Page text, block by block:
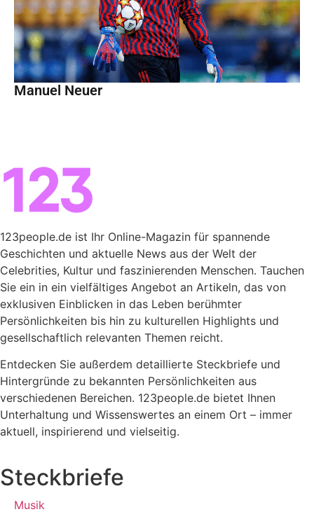
Manuel Neuer
123people.de ist Ihr Online-Magazin für spannende
Geschichten und aktuelle News aus der Welt der
Celebrities, Kultur und faszinierenden Menschen. Tauchen
Sie ein in ein vielfältiges Angebot an Artikeln, das von
exklusiven Einblicken in das Leben berühmter
Persönlichkeiten bis hin zu kulturellen Highlights und
gesellschaftlich relevanten Themen reicht.
Entdecken Sie außerdem detaillierte Steckbriefe und
Hintergründe zu bekannten Persönlichkeiten aus
verschiedenen Bereichen. 123people.de bietet Ihnen
Unterhaltung und Wissenswertes an einem Ort – immer
aktuell, inspirierend und vielseitig.
Steckbriefe
Musik